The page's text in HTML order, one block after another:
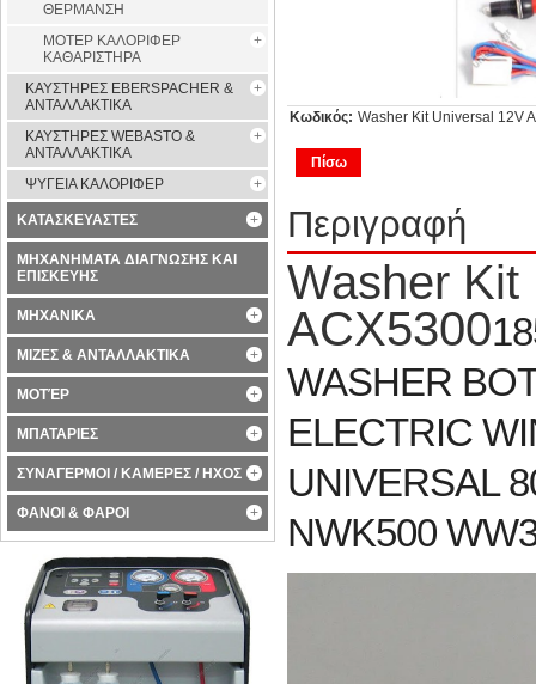
Κωδικός: Washer Kit Universal 12V
Πίσω
Περιγραφή
Washer Kit
ACX5300
WASHER
ELECTRIC
UNIVERSAL
NWK500
ΘΕΡΜΑΝΣΗ
ΜΟΤΕΡ ΚΑΛΟΡΙΦΕΡ
ΚΑΘΑΡΙΣΤΗΡΑ
ΚΑΥΣΤΗΡΕΣ EBERSPACHER &
ΑΝΤΑΛΛΑΚΤΙΚΑ
ΚΑΥΣΤΗΡΕΣ WEBASTO &
ΑΝΤΑΛΛΑΚΤΙΚΑ
ΨΥΓΕΙΑ ΚΑΛΟΡΙΦΕΡ
ΚΑΤΑΣΚΕΥΑΣΤΕΣ
ΜΗΧΑΝΗΜΑΤΑ ΔΙΑΓΝΩΣΗΣ ΚΑΙ
ΕΠΙΣΚΕΥΗΣ
ΜΗΧΑΝΙΚΑ
ΜΙΖΕΣ & ΑΝΤΑΛΛΑΚΤΙΚΑ
ΜΟΤΈΡ
ΜΠΑΤΑΡΙΕΣ
ΣΥΝΑΓΕΡΜΟΙ / ΚΑΜΕΡΕΣ / ΗΧΟΣ
ΦΑΝΟΙ & ΦΑΡΟΙ